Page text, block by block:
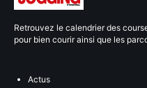
Retrouvez le calendrier des
pour bien courir ainsi que les
Actus